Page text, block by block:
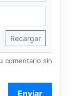
Recargar
comentario sin
Enviar